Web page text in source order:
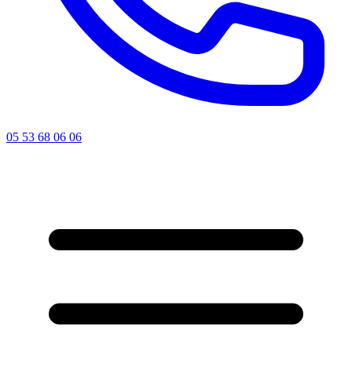
05 53 68 06 06